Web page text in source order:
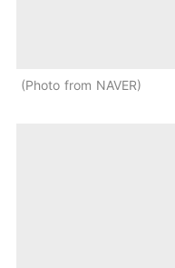
Photo from NAVER